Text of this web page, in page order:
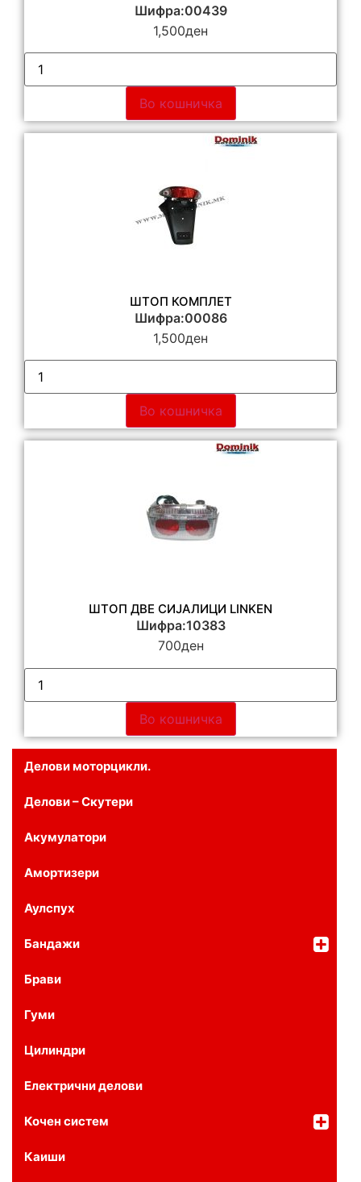
Делови моторцикли.
Делови – Скутери
Акумулатори
Амортизери
Аулспух
Бандажи
Брави
Гуми
Цилиндри
Електрични делови
Кочен систем
Каиши
Шифра:00439
1,500ден
Во кошничка
ШТОП КОМПЛЕТ
Шифра:00086
1,500ден
Во кошничка
ШТОП ДВЕ СИЈАЛИЦИ LINKEN
Шифра:10383
700ден
Во кошничка